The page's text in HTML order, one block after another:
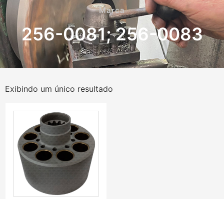
Marca
256-0081; 256-0083
Exibindo um único resultado